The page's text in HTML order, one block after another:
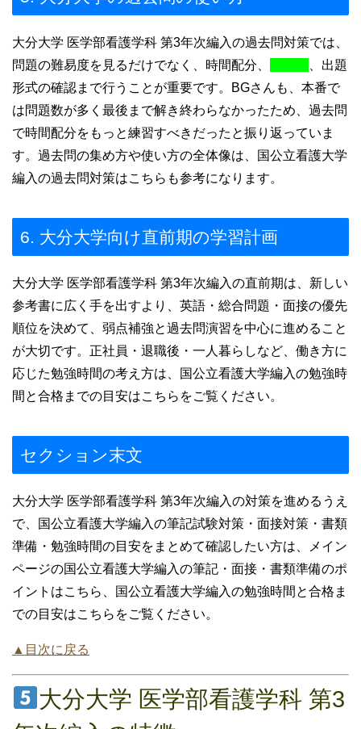
大分大学 医学部看護学科 第3年次編入の過去問対策では、
問題の難易度を見るだけでなく、時間配分、
、出題
形式の確認まで行うことが重要です。BGさんも、本番で
は問題数が多く最後まで解き終わらなかったため、過去問
で時間配分をもっと練習すべきだったと振り返っていま
す。過去問の集め方や使い方の全体像は、国公立看護大学
編入の過去問対策はこちらも参考になります。
6. 大分大学向け直前期の学習計画
大分大学 医学部看護学科 第3年次編入の直前期は、新しい
参考書に広く手を出すより、英語・総合問題・面接の優先
順位を決めて、弱点補強と過去問演習を中心に進めること
が大切です。正社員・退職後・一人暮らしなど、働き方に
応じた勉強時間の考え方は、国公立看護大学編入の勉強時
間と合格までの目安はこちらをご覧ください。
セクション末文
大分大学 医学部看護学科 第3年次編入の対策を進めるうえ
で、国公立看護大学編入の筆記試験対策・面接対策・書類
準備・勉強時間の目安をまとめて確認したい方は、メイン
ページの国公立看護大学編入の筆記・面接・書類準備のポ
イントはこちら、国公立看護大学編入の勉強時間と合格ま
での目安はこちらをご覧ください。
▲目次に戻る
大分大学 医学部看護学科 第3